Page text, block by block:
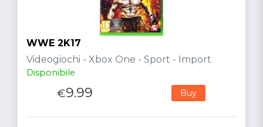
WWE 2K17
Videogiochi - Xbox One - Sport - Import
Disponibile
€9.99 Buy